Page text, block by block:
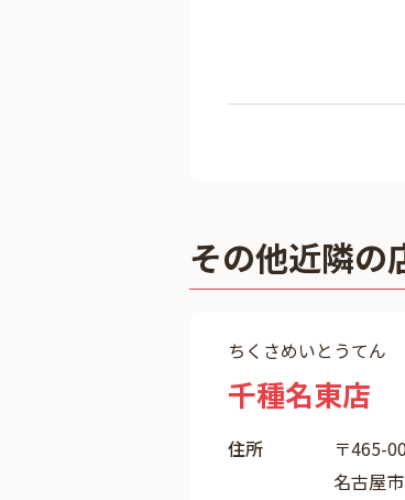
その他近隣の
ちくさめいとうてん
千種名東店
住所
〒465-
名古屋